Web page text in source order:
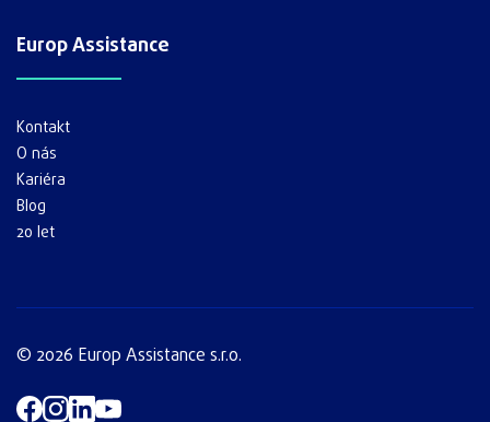
Europ Assistance
Kontakt
O nás
Kariéra
Blog
20 let
© 2026 Europ Assistance s.r.o.